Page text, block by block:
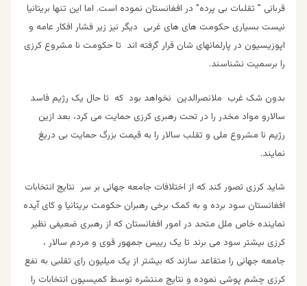
قربانی ” تقلبات بی پرده” در افغانستان نموده است. اما این تنها بریتانیا
نیست بسیاری حکومت های های غربی دیگر نیز زیر فشار افکار عامه و
اپوزیسیون در پارلمانهای شان قرار گرفته اند تا حکومت نا مشروع کرزی
را برسمیت نشناسند.
بدون شک غرب ملانصرالدین نخواهد بود که تا حال یک رژیم فاسد
سالارو مواد مخدر را در تحت رهبری کرزی حمایت می کرد، بعد ازین
رژیم نا مشروع ملی و تقلب سالار را به قیمت بزرگ حمایت بی دریغ
نمایند.
شاید کرزی تصور کند که از اختلافات جامعه جهانی بر سر نتایج انتخابات
افغانستان سود برده و به کمک برخی رهبران حکومت بریتانیا و کای آیده
نماینده خاص ملل متحد در امور افغانستان که از رهبری ضعیفی نظیر
کرزی بیشتر سود می برند تا یک رییس جمهور قوی و مردم سالار ،
جامعه جهانی را متقاعد سازند که بیشتر از یک میلیون رای تقلبی به نفع
کرزی چشم پوشی نموده و نتایج منتشره توسط کمیسیون انتخابات را